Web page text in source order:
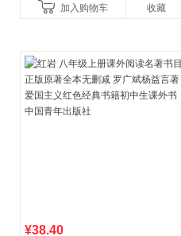
加入购物车 收藏
¥38.40